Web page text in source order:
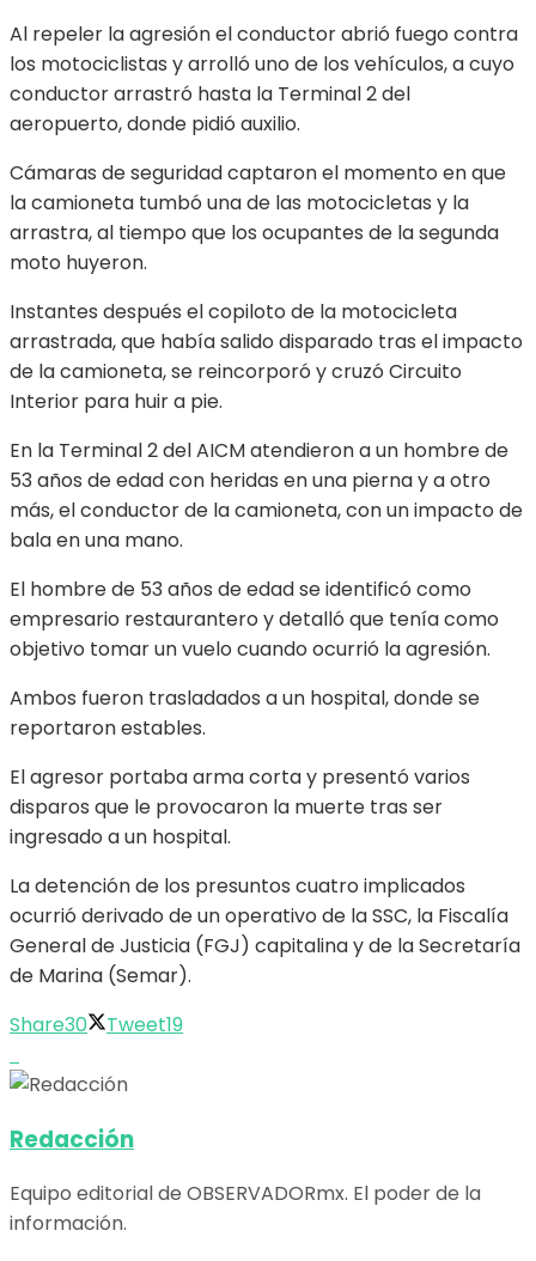
Al repeler la agresión el conductor abrió fuego contra
los motociclistas y arrolló uno de los vehículos, a cuyo
conductor arrastró hasta la Terminal 2 del
aeropuerto, donde pidió auxilio.
Cámaras de seguridad captaron el momento en que
la camioneta tumbó una de las motocicletas y la
arrastra, al tiempo que los ocupantes de la segunda
moto huyeron.
Instantes después el copiloto de la motocicleta
arrastrada, que había salido disparado tras el impacto
de la camioneta, se reincorporó y cruzó Circuito
Interior para huir a pie.
En la Terminal 2 del AICM atendieron a un hombre de
53 años de edad con heridas en una pierna y a otro
más, el conductor de la camioneta, con un impacto de
bala en una mano.
El hombre de 53 años de edad se identificó como
empresario restaurantero y detalló que tenía como
objetivo tomar un vuelo cuando ocurrió la agresión.
Ambos fueron trasladados a un hospital, donde se
reportaron estables.
El agresor portaba arma corta y presentó varios
disparos que le provocaron la muerte tras ser
ingresado a un hospital.
La detención de los presuntos cuatro implicados
ocurrió derivado de un operativo de la SSC, la Fiscalía
General de Justicia (FGJ) capitalina y de la Secretaría
de Marina (Semar).
Share30 Tweet19
Redacción
Equipo editorial de OBSERVADORmx. El poder de la
información.